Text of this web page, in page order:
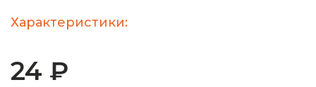
Характеристики:
24 ₽